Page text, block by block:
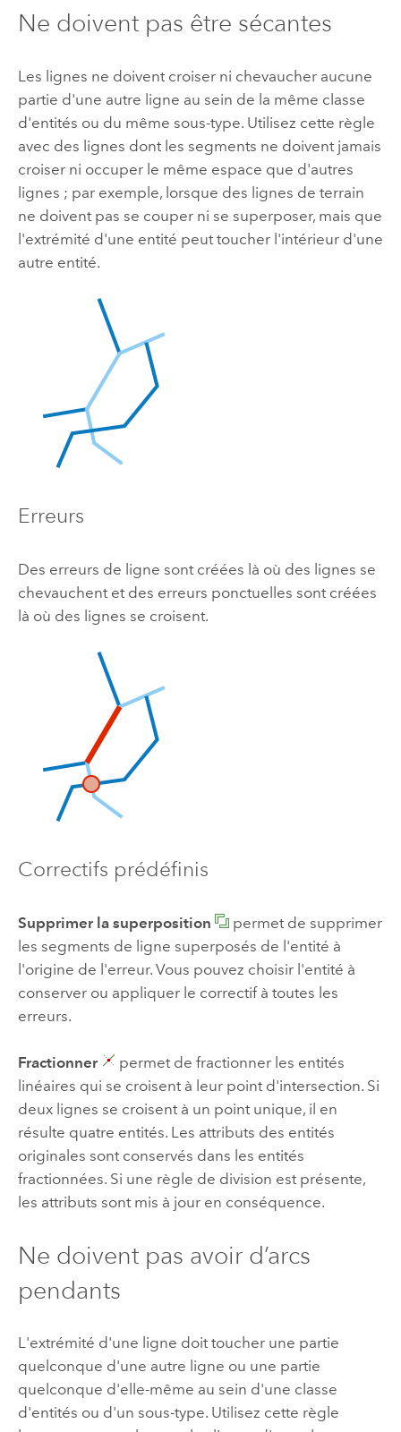
Ne doivent pas être sécantes
Les lignes ne doivent croiser ni chevaucher aucune
partie d'une autre ligne au sein de la même classe
d'entités ou du même sous-type. Utilisez cette règle
avec des lignes dont les segments ne doivent jamais
croiser ni occuper le même espace que d'autres
lignes ; par exemple, lorsque des lignes de terrain
ne doivent pas se couper ni se superposer, mais que
l'extrémité d'une entité peut toucher l'intérieur d'une
autre entité.
Erreurs
Des erreurs de ligne sont créées là où des lignes se
chevauchent et des erreurs ponctuelles sont créées
là où des lignes se croisent.
Correctifs prédéfinis
Supprimer la superposition
permet de supprimer
les segments de ligne superposés de l'entité à
l'origine de l'erreur. Vous pouvez choisir l'entité à
conserver ou appliquer le correctif à toutes les
erreurs.
Fractionner
permet de fractionner les entités
linéaires qui se croisent à leur point d'intersection. Si
deux lignes se croisent à un point unique, il en
résulte quatre entités. Les attributs des entités
originales sont conservés dans les entités
fractionnées. Si une règle de division est présente,
les attributs sont mis à jour en conséquence.
Ne doivent pas avoir d’arcs
pendants
L'extrémité d'une ligne doit toucher une partie
quelconque d'une autre ligne ou une partie
quelconque d'elle-même au sein d'une classe
d'entités ou d'un sous-type. Utilisez cette règle